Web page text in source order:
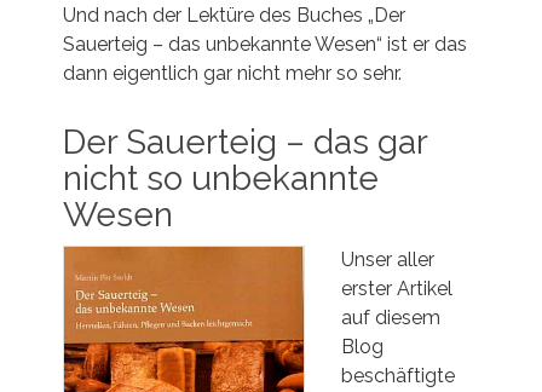
Und nach der Lektüre des Buches „Der
Sauerteig – das unbekannte Wesen“ ist er das
dann eigentlich gar nicht mehr so sehr.
Der Sauerteig – das gar
nicht so unbekannte
Wesen
Unser aller
erster Artikel
auf diesem
Blog
beschäftigte